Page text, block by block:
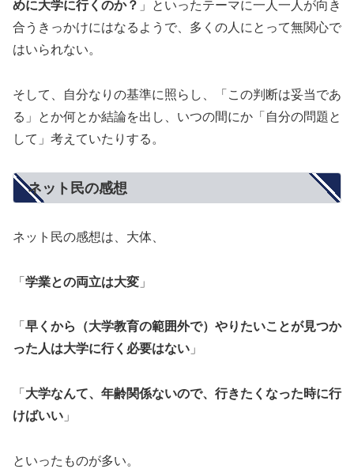
めに大学に行くのか？ 」といったテーマに一人一人が向き
合うきっかけにはなるようで、多くの人にとって無関心で
はいられない。
そして、自分なりの基準に照らし、「この判断は妥当であ
る」とか何とか結論を出し、いつの間にか「自分の問題と
して」考えていたりする。
ネット民の感想
ネット民の感想は、大体、
「 学業との両立は大変 」
「 早くから（大学教育の範囲外で）やりたいことが見つか
った人は大学に行く必要はない 」
「 大学なんて、年齢関係ないので、行きたくなった時に行
けばいい 」
といったものが多い。